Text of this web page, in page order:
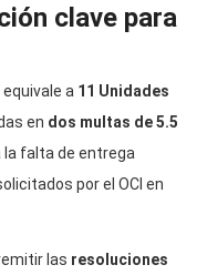
clave para
a 11 Unidades
en dos multas de 5.5
la falta de entrega
por el OCI en
las resoluciones